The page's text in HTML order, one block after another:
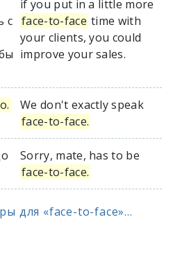
с
if you put in a little more
face-to-face time with
your clients, you could
improve your sales.
We don't exactly speak
face-to-face.
Sorry, mate, has to be
face-to-face.
для «face-to-face»...